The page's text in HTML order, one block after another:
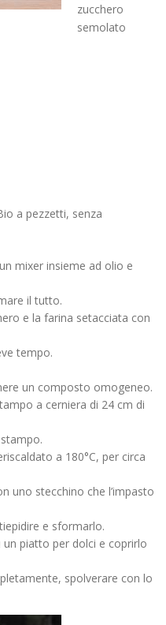
zucchero
semolato
a pezzetti, senza
mixer insieme ad olio e
il tutto.
e la farina setacciata con
tempo.
un composto omogeneo.
a cerniera di 24 cm di
a 180°C, per circa
uno stecchino che l’impasto
e sformarlo.
un piatto per dolci e coprirlo
spolverare con lo